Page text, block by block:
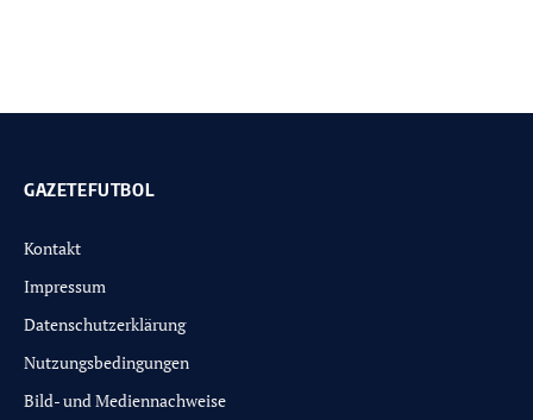
GAZETEFUTBOL
Kontakt
Impressum
Datenschutzerklärung
Nutzungsbedingungen
Bild- und Mediennachweise